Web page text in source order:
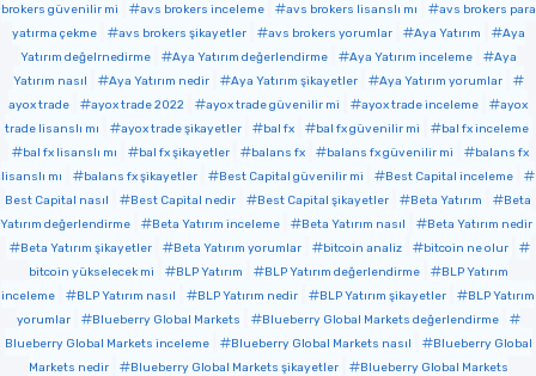
brokers güvenilir mi
avs brokers inceleme avs brokers lisanslı mı
avs brokers para
yatırma çekme
avs brokers şikayetler avs brokers yorumlar Aya Yatırım
Aya
Yatırım değelrnedirme
Aya Yatırım değerlendirme Aya Yatırım inceleme
Aya
Yatırım nasıl
Aya Yatırım nedir Aya Yatırım şikayetler
Aya Yatırım yorumlar
ayox trade
ayox trade 2022 ayox trade güvenilir mi ayox trade inceleme
ayox
trade lisanslı mı
ayox trade şikayetler bal fx bal fx güvenilir mi
bal fx inceleme
bal fx lisanslı mı
bal fx şikayetler balans fx balans fx güvenilir mi
balans fx
lisanslı mı
balans fx şikayetler Best Capital güvenilir mi
Best Capital inceleme
Best Capital nasıl
Best Capital nedir Best Capital şikayetler Beta Yatırım
Beta
Yatırım değerlendirme
Beta Yatırım inceleme Beta Yatırım nasıl
Beta Yatırım nedir
Beta Yatırım şikayetler
Beta Yatırım yorumlar bitcoin analiz
bitcoin ne olur
bitcoin yükselecek mi
BLP Yatırım BLP Yatırım değerlendirme
BLP Yatırım
inceleme
BLP Yatırım nasıl BLP Yatırım nedir BLP Yatırım şikayetler
BLP Yatırım
yorumlar
Blueberry Global Markets
Blueberry Global Markets değerlendirme
Blueberry Global Markets inceleme
Blueberry Global Markets nasıl
Blueberry Global
Markets nedir
Blueberry Global Markets şikayetler
Blueberry Global Markets